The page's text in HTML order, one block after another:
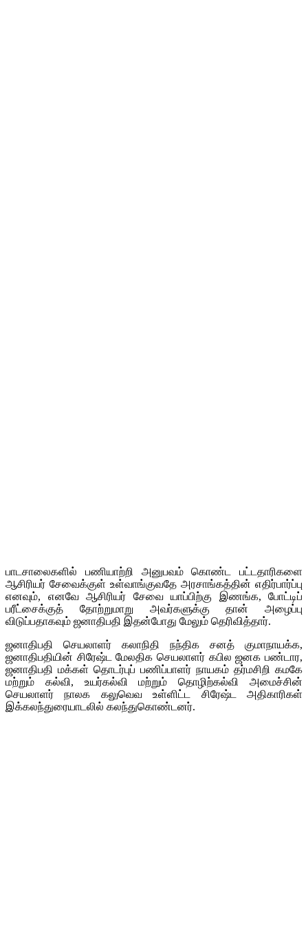
பாடசாலைகளில் பணியாற்றி அனுபவம் கொண்ட பட்டதாரிகளை
ஆசிரியர் சேவைக்குள் உள்வாங்குவதே அரசாங்கத்தின் எதிர்பார்ப்பு
எனவும், எனவே ஆசிரியர் சேவை யாப்பிற்கு இணங்க, போட்டிப்
பரீட்சைக்குத் தோற்றுமாறு அவர்களுக்கு தான் அழைப்பு
விடுப்பதாகவும் ஜனாதிபதி இதன்போது மேலும் தெரிவித்தார்.
ஜனாதிபதி செயலாளர் கலாநிதி நந்திக சனத் குமாநாயக்க,
ஜனாதிபதியின் சிரேஷ்ட மேலதிக செயலாளர் கபில ஜனக பண்டார,
ஜனாதிபதி மக்கள் தொடர்புப் பணிப்பாளர் நாயகம் தர்மசிறி கமகே
மற்றும் கல்வி, உயர்கல்வி மற்றும் தொழிற்கல்வி அமைச்சின்
செயலாளர் நாலக கலுவெவ உள்ளிட்ட சிரேஷ்ட அதிகாரிகள்
இக்கலந்துரையாடலில் கலந்துகொண்டனர்.